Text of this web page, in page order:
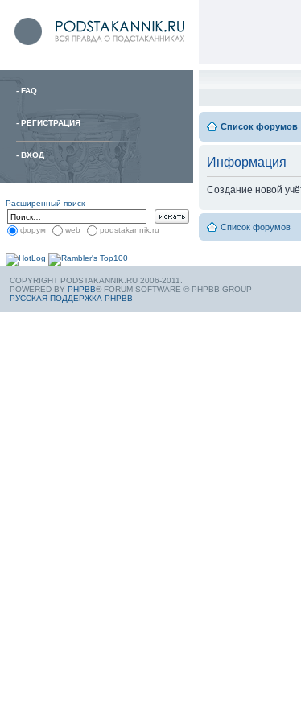
- FAQ
- РЕГИСТРАЦИЯ
- ВХОД
Расширенный поиск
форум web podstakannik.ru
Список форумов
Информация
Создание новой
Список форумов
COPYRIGHT PODSTAKANNIK.RU 2006-2011.
POWERED BY PHPBB® FORUM SOFTWARE © PHPBB GROUP
РУССКАЯ ПОДДЕРЖКА PHPBB